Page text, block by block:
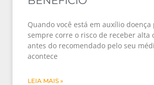
Quando você está em auxílio doença
sempre corre o risco de receber alta
antes do recomendado pelo seu
acontece
LEIA MAIS »